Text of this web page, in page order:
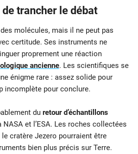
trancher le débat
molécules, mais il ne peut pas
certitude. Ses instruments ne
proprement une réaction
ancienne. Les scientifiques se
énigme rare : assez solide pour
incomplète pour conclure.
du retour d’échantillons
NASA et l’ESA. Les roches collectées
le cratère Jezero pourraient être
bien plus précis sur Terre.